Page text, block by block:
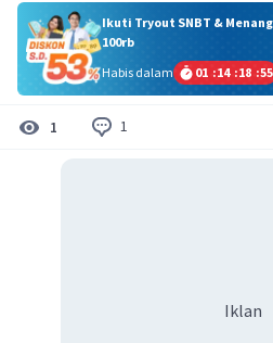
Ikuti Tryout SNBT &
100rb
Habis dalam
01 :14 :18 :55
1 1
Iklan